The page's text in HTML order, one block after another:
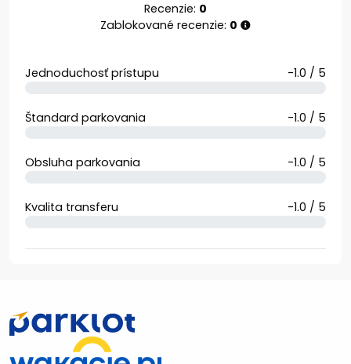
Recenzie: 0
Zablokované recenzie: 0
Jednoduchosť prístupu -1.0 / 5
Štandard parkovania -1.0 / 5
Obsluha parkovania -1.0 / 5
Kvalita transferu -1.0 / 5